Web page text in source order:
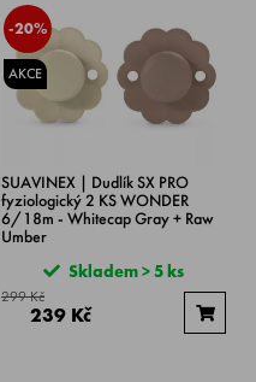
-20%
AKCE
SUAVINEX | Dudlík SX PRO
fyziologický 2 KS WONDER
6/18m - Whitecap Gray + Raw
Umber
Skladem > 5 ks
299 Kč
239 Kč